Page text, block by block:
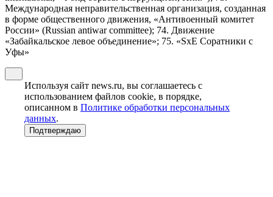
Международная неправительственная организация, созданная
в форме общественного движения, «Антивоенный комитет
России» (Russian antiwar committee); 74. Движение
«Забайкальское левое объединение»; 75. «SxE Соратники с
Уфы»
Используя сайт news.ru, вы соглашаетесь с
использованием файлов cookie, в порядке,
описанном в Политике обработки персональных
данных.
Подтверждаю